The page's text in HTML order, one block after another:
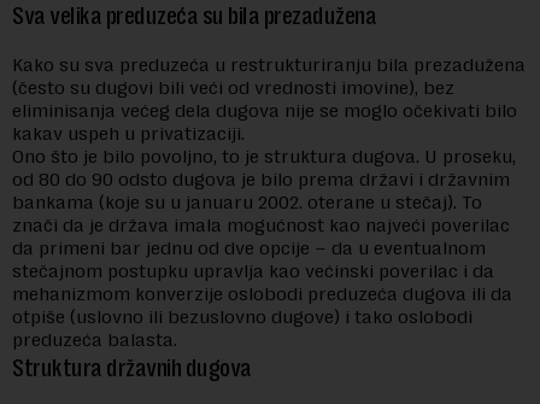
Sva velika preduzeća su bila prezadužena
Kako su sva preduzeća u restrukturiranju bila prezadužena
(često su dugovi bili veći od vrednosti imovine), bez
eliminisanja većeg dela dugova nije se moglo očekivati bilo
kakav uspeh u privatizaciji.
Ono što je bilo povoljno, to je struktura dugova. U proseku,
od 80 do 90 odsto dugova je bilo prema državi i državnim
bankama (koje su u januaru 2002. oterane u stečaj). To
znači da je država imala mogućnost kao najveći poverilac
da primeni bar jednu od dve opcije – da u eventualnom
stečajnom postupku upravlja kao većinski poverilac i da
mehanizmom konverzije oslobodi preduzeća dugova ili da
otpiše (uslovno ili bezuslovno dugove) i tako oslobodi
preduzeća balasta.
Struktura državnih dugova